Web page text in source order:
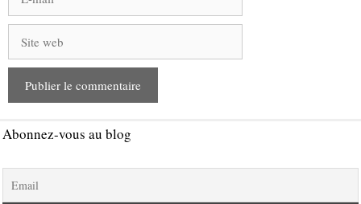
mail
web
Abonnez-vous au blog